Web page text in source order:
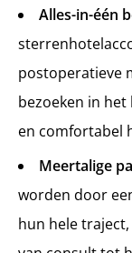
Alles-in-één
postoperatieve
bezoeken in
en comfortabel
Meertalige
worden door
hun hele